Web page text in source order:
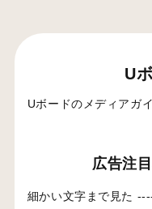
U
Uボードのメディアガ
広告注
細かい文字まで見た